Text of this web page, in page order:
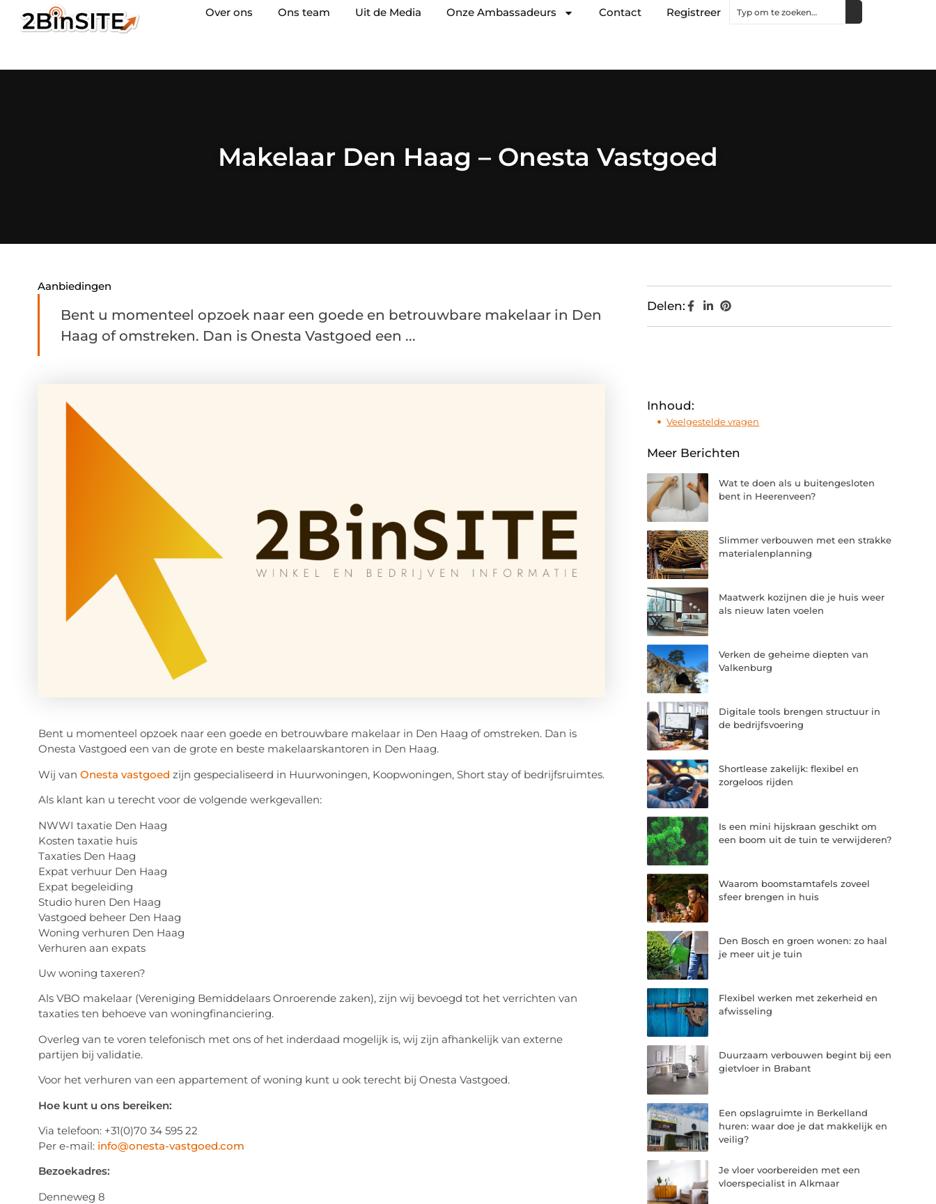
Over ons Ons team Uit de Media Onze Ambassadeurs Contact Registreer
Makelaar Den Haag – Onesta Vastgoed
Aanbiedingen
Bent u momenteel opzoek naar een goede en betrouwbare makelaar in Den
Haag of omstreken. Dan is Onesta Vastgoed een ...
Bent u momenteel opzoek naar een goede en betrouwbare makelaar in Den Haag of omstreken. Dan is
Onesta Vastgoed een van de grote en beste makelaarskantoren in Den Haag.
Wij van Onesta vastgoed zijn gespecialiseerd in Huurwoningen, Koopwoningen, Short stay of bedrijfsruimtes.
Als klant kan u terecht voor de volgende werkgevallen:
NWWI taxatie Den Haag
Kosten taxatie huis
Taxaties Den Haag
Expat verhuur Den Haag
Expat begeleiding
Studio huren Den Haag
Vastgoed beheer Den Haag
Woning verhuren Den Haag
Verhuren aan expats
Uw woning taxeren?
Als VBO makelaar (Vereniging Bemiddelaars Onroerende zaken), zijn wij bevoegd tot het verrichten van
taxaties ten behoeve van woningfinanciering.
Overleg van te voren telefonisch met ons of het inderdaad mogelijk is, wij zijn afhankelijk van externe
partijen bij validatie.
Voor het verhuren van een appartement of woning kunt u ook terecht bij Onesta Vastgoed.
Hoe kunt u ons bereiken:
Via telefoon: +31(0)70 34 595 22
Per e-mail: info@onesta-vastgoed.com
Bezoekadres:
Denneweg 8
Delen:
Inhoud:
Veelgestelde vragen
Meer Berichten
Wat te doen als u buitengesloten
bent in Heerenveen?
Slimmer verbouwen met een strakke
materialenplanning
Maatwerk kozijnen die je huis weer
als nieuw laten voelen
Verken de geheime diepten van
Valkenburg
Digitale tools brengen structuur in
de bedrijfsvoering
Shortlease zakelijk: flexibel en
zorgeloos rijden
Is een mini hijskraan geschikt om
een boom uit de tuin te verwijderen?
Waarom boomstamtafels zoveel
sfeer brengen in huis
Den Bosch en groen wonen: zo haal
je meer uit je tuin
Flexibel werken met zekerheid en
afwisseling
Duurzaam verbouwen begint bij een
gietvloer in Brabant
Een opslagruimte in Berkelland
huren: waar doe je dat makkelijk en
veilig?
Je vloer voorbereiden met een
vloerspecialist in Alkmaar